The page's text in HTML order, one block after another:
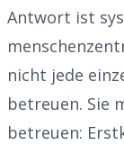
Antwort ist
nicht jede
betreuen. Sie
betreuen: